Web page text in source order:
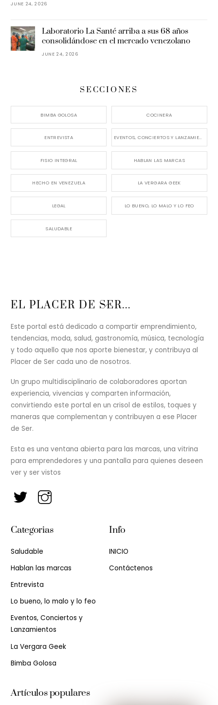
JUNE 24, 2026
Laboratorio La Santé arriba a sus 68 años
consolidándose en el mercado venezolano
JUNE 24, 2026
SECCIONES
BIMBA GOLOSA COCINERA
ENTREVISTA EVENTOS, CONCIERTOS Y LANZAMIENTOS
FISIO INTEGRAL HABLAN LAS MARCAS
HECHO EN VENEZUELA LA VERGARA GEEK
LEGAL LO BUENO, LO MALO Y LO FEO
SALUDABLE
Back
Top
EL PLACER DE SER...
Este portal está dedicado a compartir emprendimiento,
tendencias, moda, salud, gastronomía, música, tecnología
y todo aquello que nos aporte bienestar, y contribuya al
Placer de Ser cada uno de nosotros.
Un grupo multidisciplinario de colaboradores aportan
experiencia, vivencias y comparten información,
convirtiendo este portal en un crisol de estilos, toques y
maneras que complementan y contribuyen a ese Placer
de Ser.
Esta es una ventana abierta para las marcas, una vitrina
para emprendedores y una pantalla para quienes deseen
ver y ser vistos
Categorias
Saludable
Hablan las marcas
Entrevista
Lo bueno, lo malo y lo feo
Eventos, Conciertos y
Lanzamientos
La Vergara Geek
Bimba Golosa
Info
INICIO
Contáctenos
Artículos populares